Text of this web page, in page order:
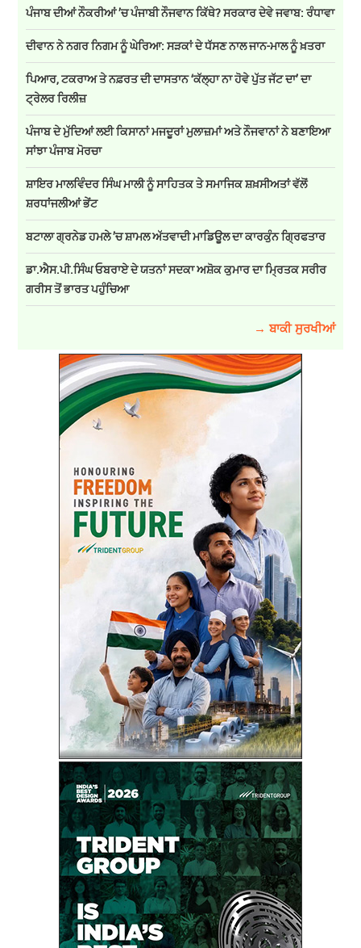
ਪੰਜਾਬ ਦੀਆਂ ਨੌਕਰੀਆਂ ’ਚ ਪੰਜਾਬੀ ਨੌਜਵਾਨ ਕਿੱਥੇ? ਸਰਕਾਰ ਦੇਵੇ ਜਵਾਬ: ਰੰਧਾਵਾ
ਦੀਵਾਨ ਨੇ ਨਗਰ ਨਿਗਮ ਨੂੰ ਘੇਰਿਆ: ਸੜਕਾਂ ਦੇ ਧੱਸਣ ਨਾਲ ਜਾਨ-ਮਾਲ ਨੂੰ ਖ਼ਤਰਾ
ਪਿਆਰ, ਟਕਰਾਅ ਤੇ ਨਫ਼ਰਤ ਦੀ ਦਾਸਤਾਨ ‘ਕੱਲ੍ਹਾ ਨਾ ਹੋਵੇ ਪੁੱਤ ਜੱਟ ਦਾ’ ਦਾ
ਟ੍ਰੇਲਰ ਰਿਲੀਜ਼
ਪੰਜਾਬ ਦੇ ਮੁੱਦਿਆਂ ਲਈ ਕਿਸਾਨਾਂ ਮਜਦੂਰਾਂ ਮੁਲਾਜ਼ਮਾਂ ਅਤੇ ਨੌਜਵਾਨਾਂ ਨੇ ਬਣਾਇਆ
ਸਾਂਝਾ ਪੰਜਾਬ ਮੋਰਚਾ
ਸ਼ਾਇਰ ਮਾਲਵਿੰਦਰ ਸਿੰਘ ਮਾਲੀ ਨੂੰ ਸਾਹਿਤਕ ਤੇ ਸਮਾਜਿਕ ਸ਼ਖ਼ਸੀਅਤਾਂ ਵੱਲੋਂ
ਸ਼ਰਧਾਂਜਲੀਆਂ ਭੇਂਟ
ਬਟਾਲਾ ਗ੍ਰਨੇਡ ਹਮਲੇ ’ਚ ਸ਼ਾਮਲ ਅੱਤਵਾਦੀ ਮਾਡਿਊਲ ਦਾ ਕਾਰਕੁੰਨ ਗ੍ਰਿਫਤਾਰ
ਡਾ.ਐਸ.ਪੀ.ਸਿੰਘ ਓਬਰਾਏ ਦੇ ਯਤਨਾਂ ਸਦਕਾ ਅਸ਼ੋਕ ਕੁਮਾਰ ਦਾ ਮ੍ਰਿਤਕ ਸਰੀਰ
ਗਰੀਸ ਤੋਂ ਭਾਰਤ ਪਹੁੰਚਿਆ
→ ਬਾਕੀ ਸੁਰਖੀਆਂ